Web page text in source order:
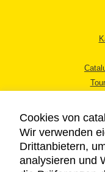
Cookies von
Wir verwenden
Drittanbietern,
analysieren und